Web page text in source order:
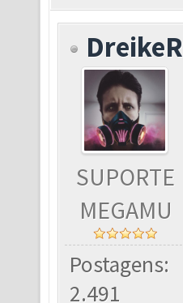
DreikeR
SUPORTE
MEGAMU
Postagens:
2.491